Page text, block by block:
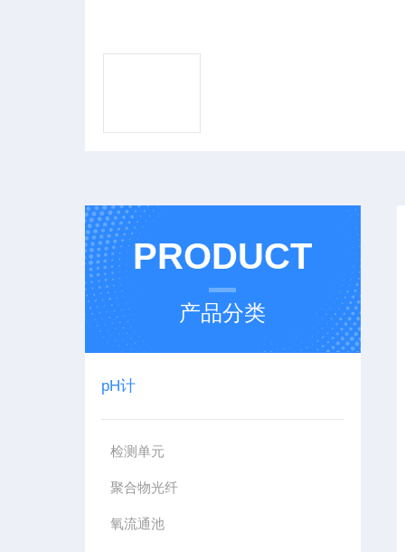
PRODUCT
产品分类
pH计
检测单元
聚合物光纤
氧流通池